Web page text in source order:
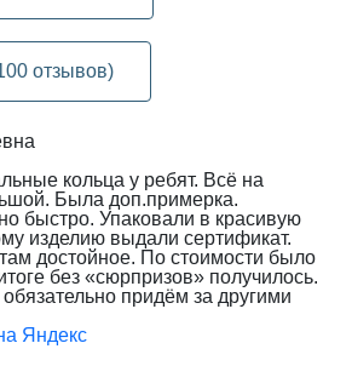
отзывов)
кольца у ребят. Всё на
Была доп.примерка.
быстро. Упаковали в красивую
изделию выдали сертификат.
достойное. По стоимости было
без «сюрпризов» получилось.
придём за другими
Яндекс